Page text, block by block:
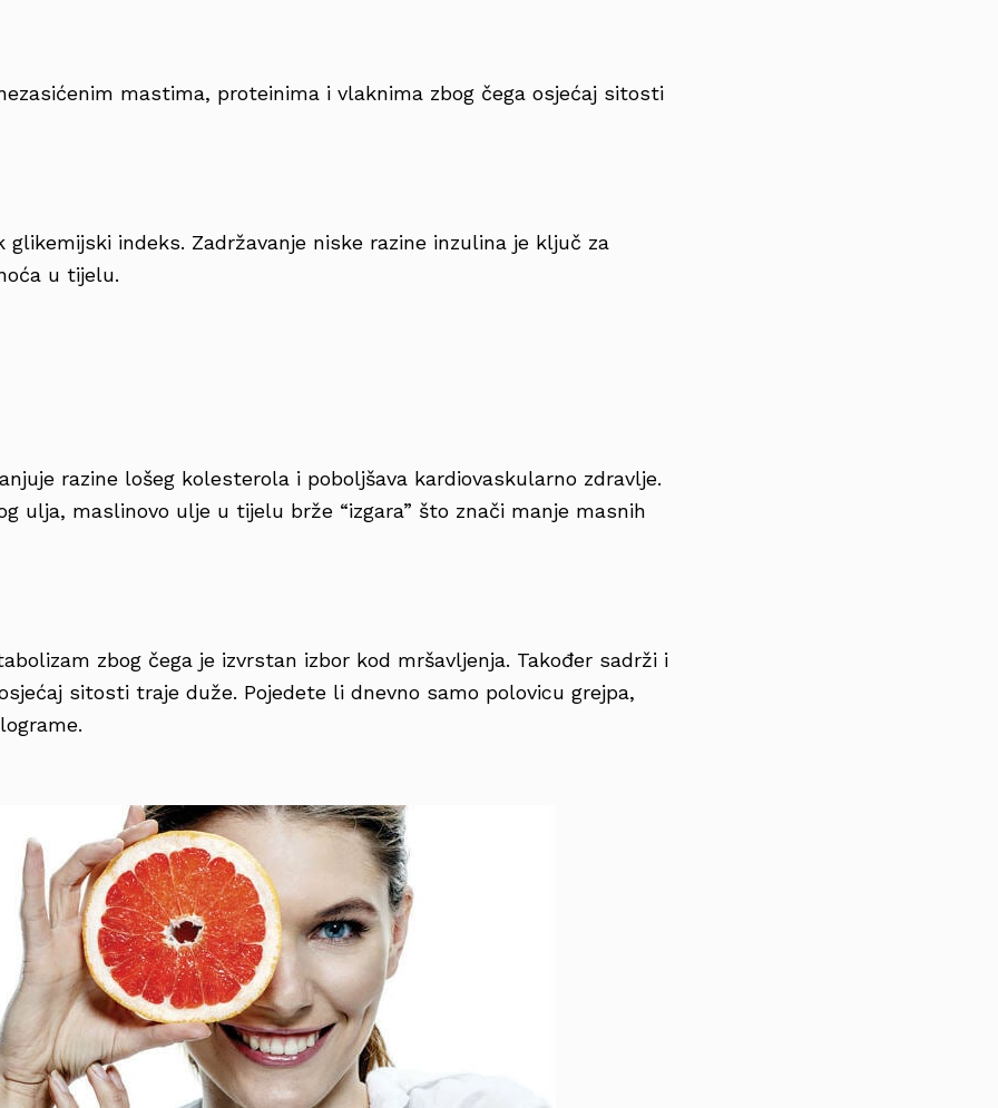
mastima, proteinima i vlaknima zbog čega osjećaj sitosti
glikemijski indeks. Zadržavanje niske razine inzulina je ključ za
u tijelu.
razine lošeg kolesterola i poboljšava kardiovaskularno zdravlje.
ulja, maslinovo ulje u tijelu brže “izgara” što znači manje masnih
zbog čega je izvrstan izbor kod mršavljenja. Također sadrži i
sitosti traje duže. Pojedete li dnevno samo polovicu grejpa,